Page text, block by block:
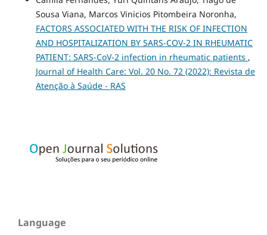
Sousa Viana, Marcos Vinicios Pitombeira Noronha,
FACTORS ASSOCIATED WITH THE RISK OF INFECTION
AND HOSPITALIZATION BY SARS-COV-2 IN RHEUMATIC
PATIENT: SARS-CoV-2 infection in rheumatic patients ,
Journal of Health Care: Vol. 20 No. 72 (2022): Revista de
Atenção à Saúde - RAS
Language